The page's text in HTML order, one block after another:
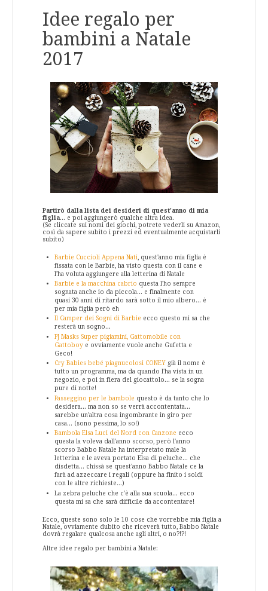
Idee regalo per
bambini a Natale
2017
Partirò dalla lista dei desideri di quest'anno di mia
figlia... e poi aggiungerò qualche altra idea.
(Se cliccate sui nomi dei giochi, potrete vederli su Amazon,
così da sapere subito i prezzi ed eventualmente acquistarli
subito)
Barbie Cuccioli Appena Nati , quest'anno mia figlia è
fissata con le Barbie, ha visto questa con il cane e
l'ha voluta aggiungere alla letterina di Natale
Barbie e la macchina cabrio questa l'ho sempre
sognata anche io da piccola... e finalmente con
quasi 30 anni di ritardo sarà sotto il mio albero... è
per mia figlia però eh
Il Camper dei Sogni di Barbie ecco questo mi sa che
resterà un sogno...
PJ Masks Super pigiamini, Gattomobile con
Gattoboy e ovviamente vuole anche Gufetta e
Geco!
Cry Babies bebé piagnucolosi CONEY già il nome è
tutto un programma, ma da quando l'ha vista in un
negozio, e poi in fiera del giocattolo... se la sogna
pure di notte!
Passeggino per le bambole questo è da tanto che lo
desidera... ma non so se verrà accontentata...
sarebbe un'altra cosa ingombrante in giro per
casa... (sono pessima, lo so!)
Bambola Elsa Luci del Nord con Canzone ecco
questa la voleva dall'anno scorso, però l'anno
scorso Babbo Natale ha interpretato male la
letterina e le aveva portato Elsa di peluche... che
disdetta... chissà se quest'anno Babbo Natale ce la
farà ad azzeccare i regali (oppure ha finito i soldi
con le altre richieste...)
La zebra peluche che c'è alla sua scuola... ecco
questa mi sa che sarà difficile da accontentare!
Ecco, queste sono solo le 10 cose che vorrebbe mia figlia a
Natale, ovviamente dubito che riceverà tutto, Babbo Natale
dovrà regalare qualcosa anche agli altri, o no?!?!
Altre idee regalo per bambini a Natale: